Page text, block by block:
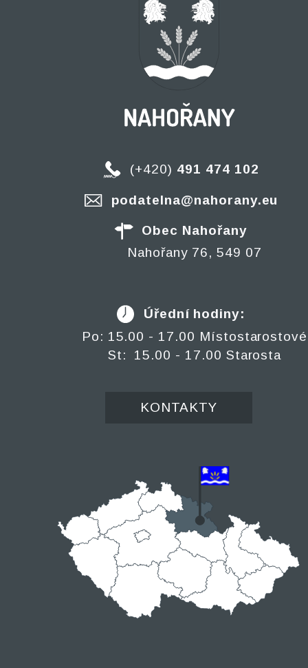
(+420) 491 474 102
podatelna@nahorany.eu
Obec Nahořany
Nahořany 76, 549 07
Úřední hodiny:
Po: 15.00 - 17.00 Místostarostové
St: 15.00 - 17.00 Starosta
KONTAKTY